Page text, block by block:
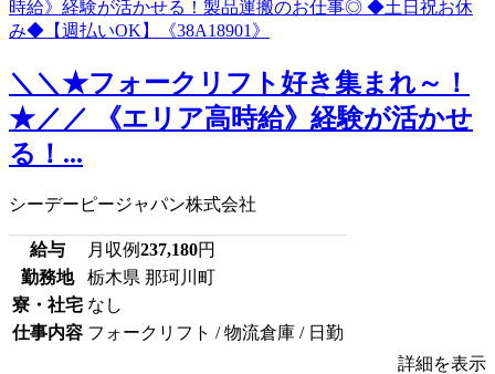
＼＼★フォークリフト好き集まれ～！
★／／ 《エリア高時給》経験が活かせ
る！...
シーデーピージャパン株式会社
給与 月収例237,180円
勤務地
栃木県 那珂川町
寮・社宅 なし
仕事内容 フォークリフト / 物流倉庫 / 日勤
詳細を表示